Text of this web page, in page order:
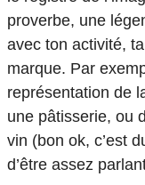
proverbe, une
avec ton activité,
marque. Par
représentation de
une pâtisserie, ou
vin (bon ok, c’est
d’être assez